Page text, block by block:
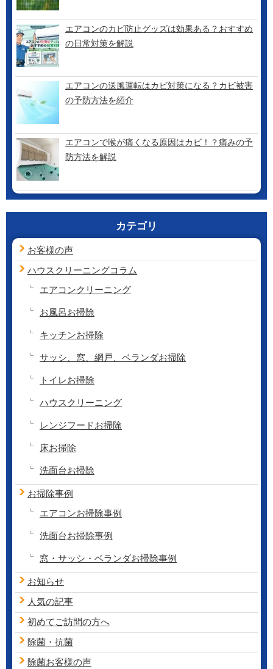
エアコンのカビ防止グッズは効果ある？おすすめ
の日常対策を解説
エアコンの送風運転はカビ対策になる？カビ被害
の予防方法を紹介
エアコンで喉が痛くなる原因はカビ！？痛みの予
防方法を解説
カテゴリ
お客様の声
ハウスクリーニングコラム
エアコンクリーニング
お風呂お掃除
キッチンお掃除
サッシ、窓、網戸、ベランダお掃除
トイレお掃除
ハウスクリーニング
レンジフードお掃除
床お掃除
洗面台お掃除
お掃除事例
エアコンお掃除事例
洗面台お掃除事例
窓・サッシ・ベランダお掃除事例
お知らせ
人気の記事
初めてご訪問の方へ
除菌・抗菌
除菌お客様の声